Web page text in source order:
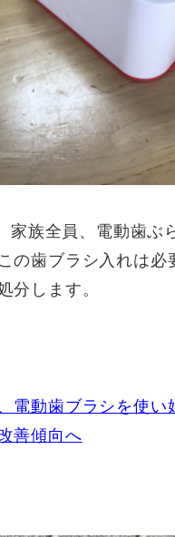
家族全員、電動歯ぶ
の歯ブラシ入れは必
分します。
電動歯ブラシを使い
善傾向へ